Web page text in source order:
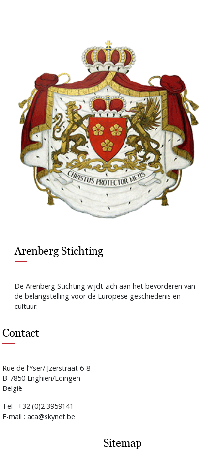
Arenberg Stichting
De Arenberg Stichting wijdt zich aan het bevorderen van
de belangstelling voor de Europese geschiedenis en
cultuur.
Contact
Rue de l’Yser/IJzerstraat 6-8
B-7850 Enghien/Edingen
België
Tel : +32 (0)2 3959141
E-mail : aca@skynet.be
Sitemap